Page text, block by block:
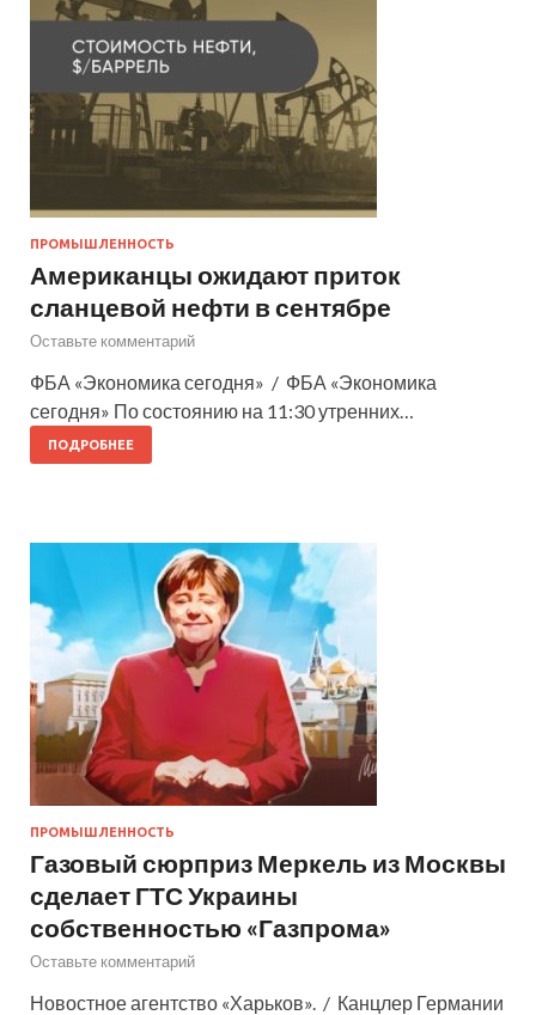
ПРОМЫШЛЕННОСТЬ
Американцы ожидают приток
сланцевой нефти в сентябре
Оставьте комментарий
ФБА «Экономика сегодня» / ФБА «Экономика
сегодня» По состоянию на 11:30 утренних…
ПОДРОБНЕЕ
ПРОМЫШЛЕННОСТЬ
Газовый сюрприз Меркель из Москвы
сделает ГТС Украины
собственностью «Газпрома»
Оставьте комментарий
Новостное агентство «Харьков». / Канцлер Германии